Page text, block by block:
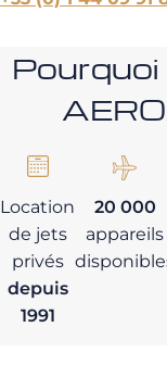
Location
de jets
privés
depuis
1991
20 000
appareils